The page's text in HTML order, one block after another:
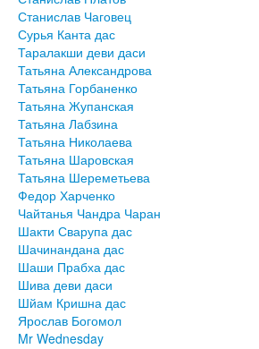
Станислав Чаговец
Сурья Канта дас
Таралакши деви даси
Татьяна Александрова
Татьяна Горбаненко
Татьяна Жупанская
Татьяна Лабзина
Татьяна Николаева
Татьяна Шаровская
Татьяна Шереметьева
Федор Харченко
Чайтанья Чандра Чаран
Шакти Сварупа дас
Шачинандана дас
Шаши Прабха дас
Шива деви даси
Шйам Кришна дас
Ярослав Богомол
Mr Wednesday